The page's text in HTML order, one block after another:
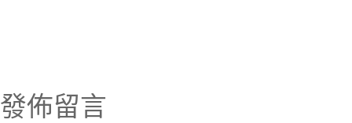
發佈留言